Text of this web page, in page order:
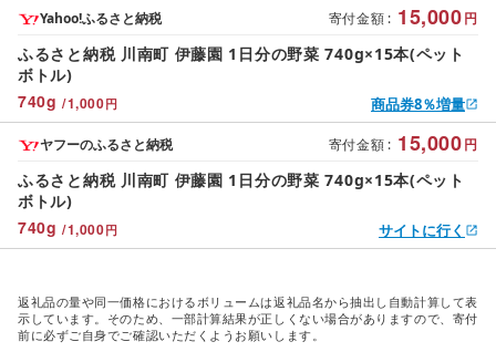
寄付金額 : 15,000円
740g /1,000円
Yahoo!ふるさと納税
ふるさと納税 川南町 伊藤園 1日分の野菜 740g×15本(ペット
ボトル)
商品券8％増量
寄付金額 : 15,000円
740g /1,000円
ヤフーのふるさと納税
ふるさと納税 川南町 伊藤園 1日分の野菜 740g×15本(ペット
ボトル)
サイトに行く
返礼品の量や同一価格におけるボリュームは返礼品名から抽出し自動計算して表
示しています。そのため、一部計算結果が正しくない場合がありますので、寄付
前に必ずご自身でご確認いただくようお願いします。